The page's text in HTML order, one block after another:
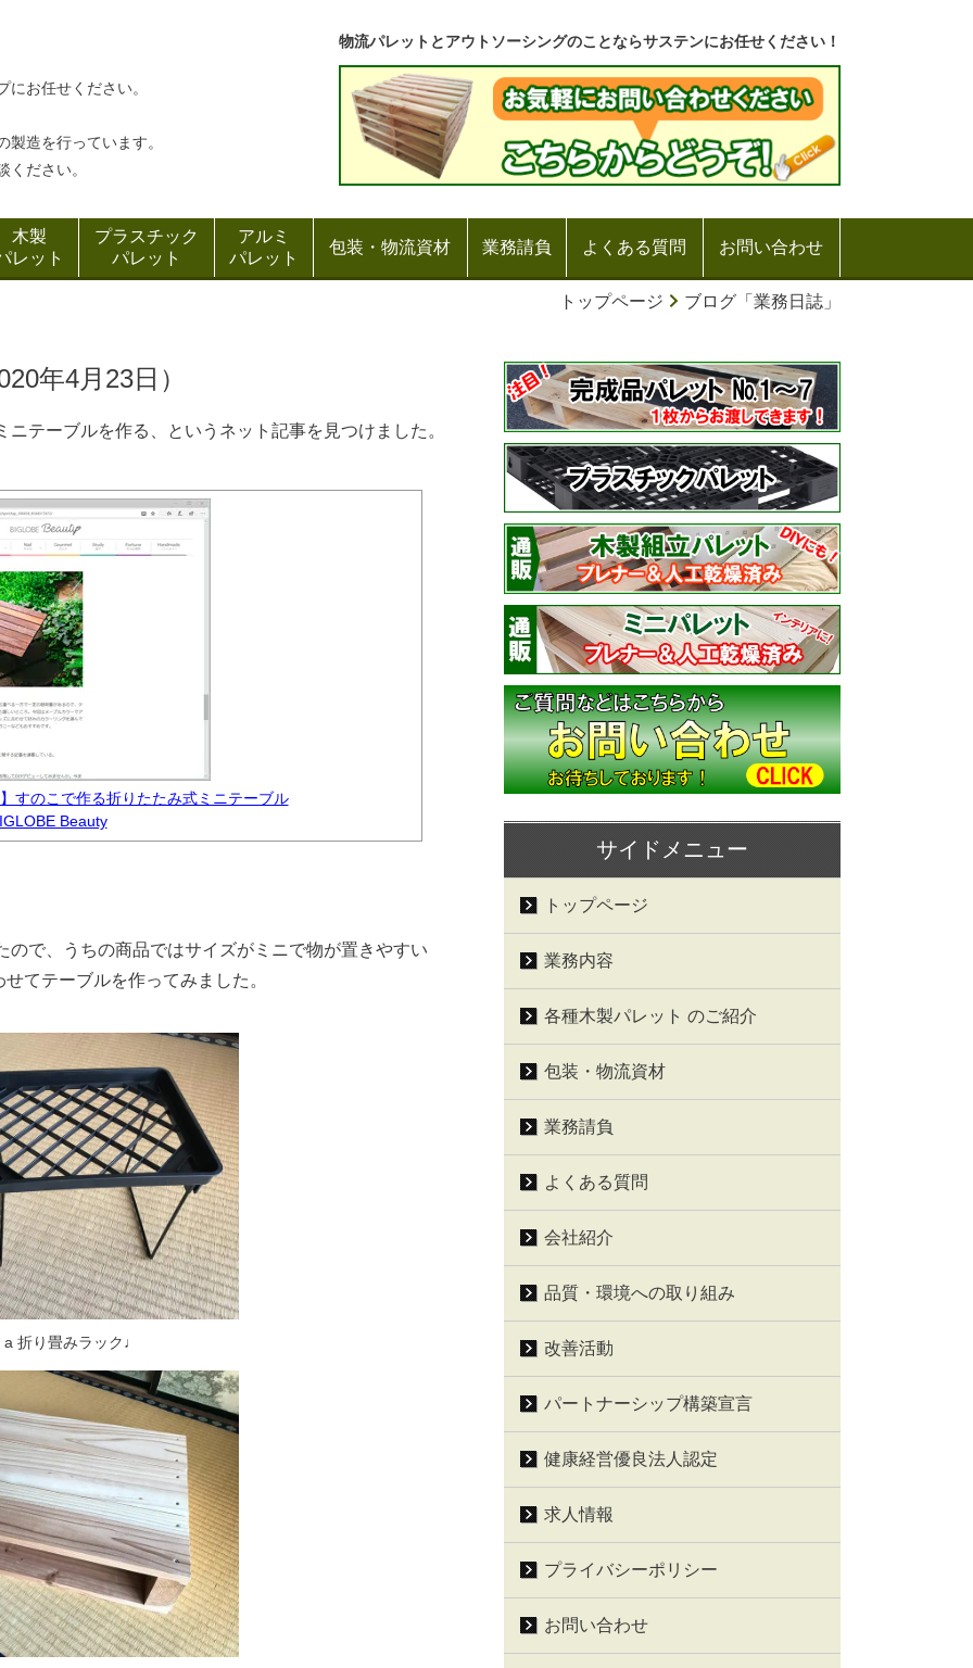
お任せください。
造を行っています。
ださい。
物流パレットとアウトソーシングのことならサステンにお任せください！
木製
レット
プラスチック
パレット
アルミ
パレット
包装・物流資材 業務請負 よくある質問 お問い合わせ
トップページ ブログ「業務日誌」
年4月23日）
テーブルを作る、というネット記事を見つけました。
すのこで作る折りたたみ式ミニテーブル
Beauty
で、うちの商品ではサイズがミニで物が置きやすい
てテーブルを作ってみました。
折り畳みラック♩
サイドメニュー
トップページ
業務内容
各種木製パレット のご紹介
包装・物流資材
業務請負
よくある質問
会社紹介
品質・環境への取り組み
改善活動
パートナーシップ構築宣言
健康経営優良法人認定
求人情報
プライバシーポリシー
お問い合わせ